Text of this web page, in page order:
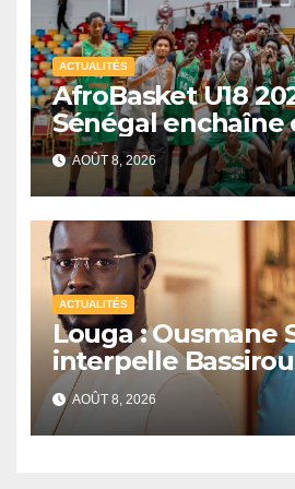
ACTUALITÉS
AfroBasket U18
Sénégal enchaîne
quarts de finale
AOÛT 8, 2026
ACTUALITÉS
Louga : Ousmane
interpelle
Faye sur la date
locales
AOÛT 8, 2026